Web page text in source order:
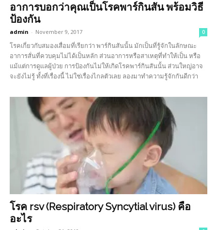
อาการบอกว่าคุณเป็นโรคพาร์กินสัน พร้อมวิธี
ป้องกัน
admin - November 9, 2017 0
โรคเกี่ยวกับสมองเสื่อมที่เรียกว่า พาร์กินสันนั้น มักเป็นที่รู้จักในลักษณะ
อาการสั่นที่ควบคุมไม่ได้เป็นหลัก ส่วนอาการหรือสาเหตุที่ทำให้เป็น หรือ
แม้แต่การดูแลผู้ป่วย การป้องกันไม่ให้เกิดโรคพาร์กินสันนั้น ส่วนใหญ่อาจ
จะยังไม่รู้ ทั้งที่เรื่องนี้ ไม่ใช่เรื่องไกลตัวเลย ลองมาทำความรู้จักกันดีกว่า
โรค rsv (Respiratory Syncytial virus) คือ
อะไร